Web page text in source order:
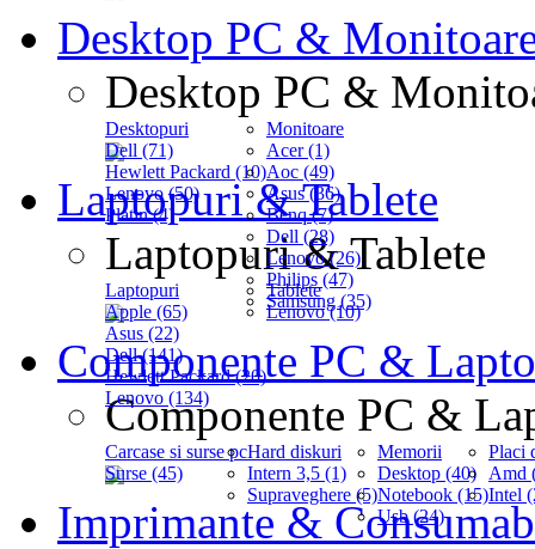
Desktop PC &
Desktop PC &
Desktopuri
Dell (71)
Hewlett Packard (10)
Lenovo (50)
Platin (4)
Monitoare
Acer (1)
Aoc (49)
Asus (36)
Benq (7)
Dell (28)
Lenovo (26)
Philips (47)
Samsung (35)
Laptopuri & Tablete
Laptopuri & Tablete
Laptopuri
Apple (65)
Asus (22)
Dell (141)
Hewlett Packard (20)
Lenovo (134)
Tablete
Lenovo (10)
Componente PC &
Componente PC &
Carcase si surse pc
Surse (45)
Hard diskuri
Intern 3,5 (1)
Supraveghere (5)
Memorii
Desktop (40)
Notebook (15)
Usb (24)
Placi
Amd
Intel
Imprimante &